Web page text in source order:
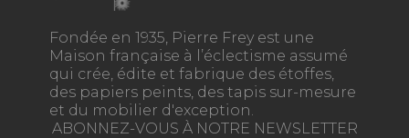
Fondée en 1935, Pierre Frey est une
Maison française à l’éclectisme assumé
qui crée, édite et fabrique des étoffes,
des papiers peints, des tapis sur-mesure
et du mobilier d'exception.
ABONNEZ-VOUS À NOTRE NEWSLETTER